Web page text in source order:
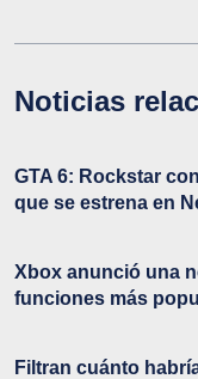
Noticias
GTA 6: Rockstar
que se estrena en
Xbox anunció una
funciones más
Filtran cuánto